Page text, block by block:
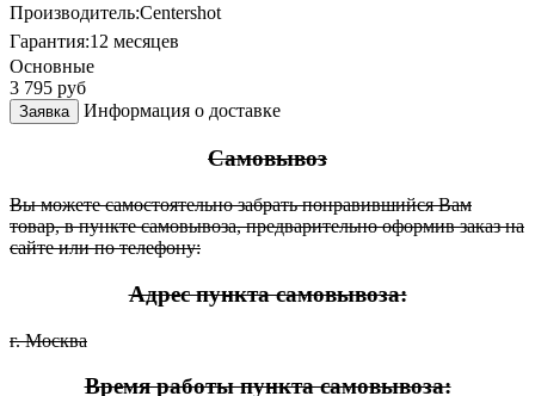
Производитель:Centershot
Гарантия:12 месяцев
Основные
3 795 руб
Заявка Информация о доставке
Самовывоз
Вы можете самостоятельно забрать понравившийся Вам
товар, в пункте самовывоза, предварительно оформив заказ на
сайте или по телефону:
Адрес пункта самовывоза:
г. Москва
Время работы пункта самовывоза: